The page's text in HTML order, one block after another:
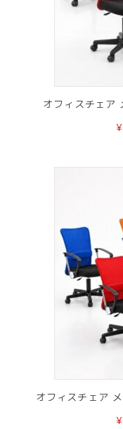
オフィスチェア
¥
オフィスチェア
¥